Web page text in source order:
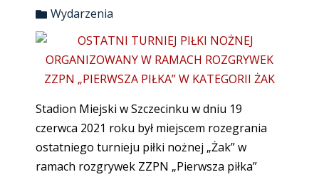
Wydarzenia
Stadion Miejski w Szczecinku w dniu 19
czerwca 2021 roku był miejscem rozegrania
ostatniego turnieju piłki nożnej „Żak” w
ramach rozgrywek ZZPN „Pierwsza piłka”